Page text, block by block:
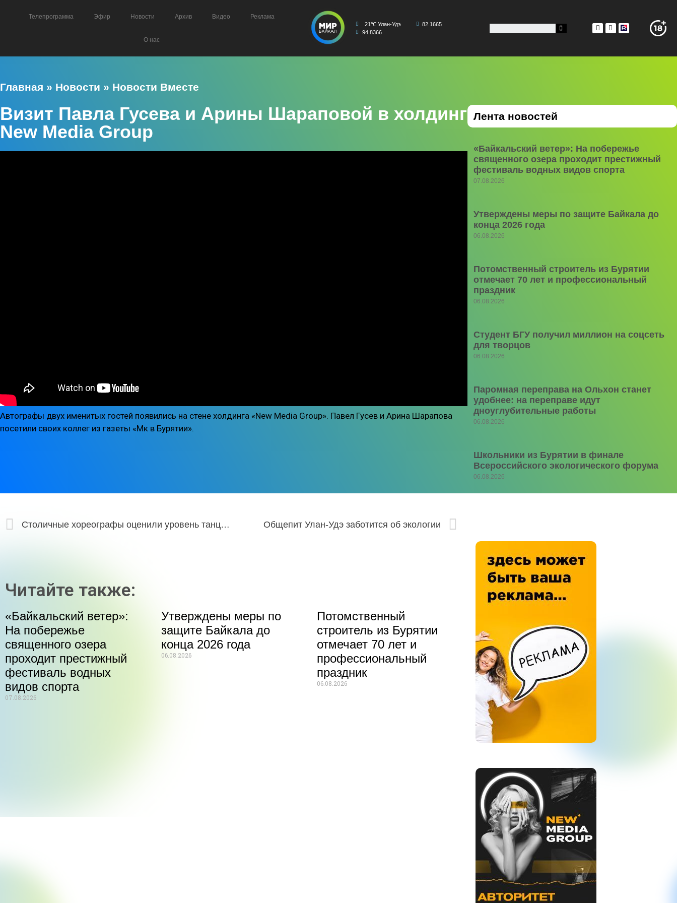
Телепрограмма Эфир Новости Архив Видео Реклама
О нас
21℃ Улан-Удэ
82.1665
94.8366
Главная » Новости » Новости Вместе
Визит Павла Гусева и Арины Шараповой в холдинг
New Media Group
Автографы двух именитых гостей появились на стене холдинга «New Media Group». Павел Гусев и Арина Шарапова
посетили своих коллег из газеты «Мк в Бурятии».
Лента новостей
«Байкальский ветер»: На побережье
священного озера проходит престижный
фестиваль водных видов спорта
07.08.2026
Утверждены меры по защите Байкала до
конца 2026 года
06.08.2026
Потомственный строитель из Бурятии
отмечает 70 лет и профессиональный
праздник
06.08.2026
Студент БГУ получил миллион на соцсеть
для творцов
06.08.2026
Паромная переправа на Ольхон станет
удобнее: на переправе идут
дноуглубительные работы
06.08.2026
Школьники из Бурятии в финале
Всероссийского экологического форума
06.08.2026
Столичные хореографы оценили уровень танцоров из Бурятии Общепит Улан-Удэ заботится об экологии
Читайте также:
«Байкальский ветер»:
На побережье
священного озера
проходит престижный
фестиваль водных
видов спорта
07.08.2026
Утверждены меры по
защите Байкала до
конца 2026 года
06.08.2026
Потомственный
строитель из Бурятии
отмечает 70 лет и
профессиональный
праздник
06.08.2026